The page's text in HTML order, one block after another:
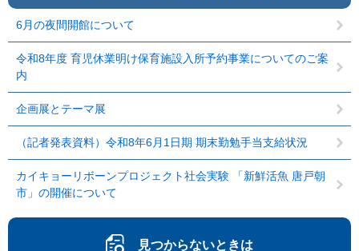
6月の夜間開館について
令和8年度 育児休業明け保育施設入所予約事業についてのご案
内
企画展とテーマ展
（記者発表資料）令和8年6月1日期 期末勤勉手当支給状況
カイキョーリボーンプロジェクト社会実験 「新鮮活魚 唐戸朝
市」の開催について
見つからないときは